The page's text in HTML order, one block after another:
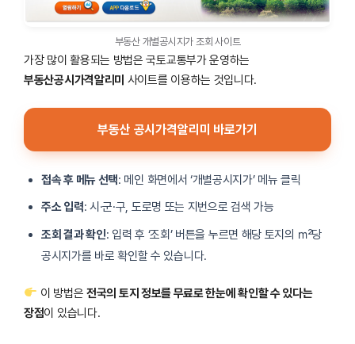
부동산 개별공시지가 조회 사이트
가장 많이 활용되는 방법은 국토교통부가 운영하는
부동산공시가격알리미 사이트를 이용하는 것입니다.
부동산 공시가격알리미 바로가기
접속 후 메뉴 선택: 메인 화면에서 ‘개별공시지가’ 메뉴 클릭
주소 입력: 시·군·구, 도로명 또는 지번으로 검색 가능
조회 결과 확인: 입력 후 ‘조회’ 버튼을 누르면 해당 토지의 ㎡당
공시지가를 바로 확인할 수 있습니다.
이 방법은 전국의 토지 정보를 무료로 한눈에 확인할 수 있다는
장점이 있습니다.